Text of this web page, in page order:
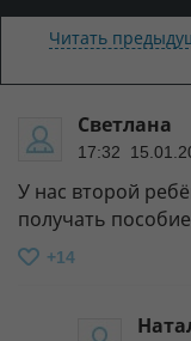
Читать
Светлана
17:32
У нас второй
получать
+14